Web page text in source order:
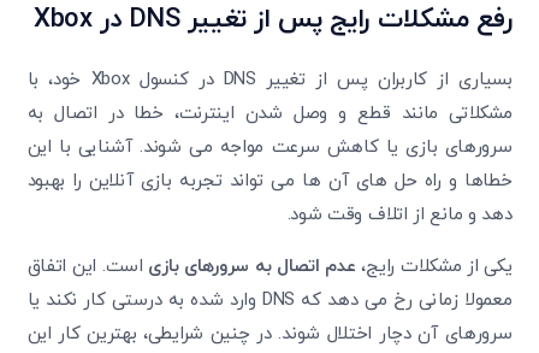
رفع مشکلات رایج پس از تغییر DNS در Xbox
بسیاری از کاربران پس از تغییر DNS در کنسول Xbox خود، با
مشکلاتی مانند قطع و وصل شدن اینترنت، خطا در اتصال به
سرورهای بازی یا کاهش سرعت مواجه می شوند. آشنایی با این
خطاها و راه حل های آن ها می تواند تجربه بازی آنلاین را بهبود
دهد و مانع از اتلاف وقت شود.
یکی از مشکلات رایج، عدم اتصال به سرورهای بازی است. این اتفاق
معمولا زمانی رخ می دهد که DNS وارد شده به درستی کار نکند یا
سرورهای آن دچار اختلال شوند. در چنین شرایطی، بهترین کار این